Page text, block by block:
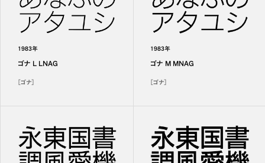
1983年
ゴナ L LNAG
［ゴナ］
1983年
ゴナ M MNAG
［ゴナ］